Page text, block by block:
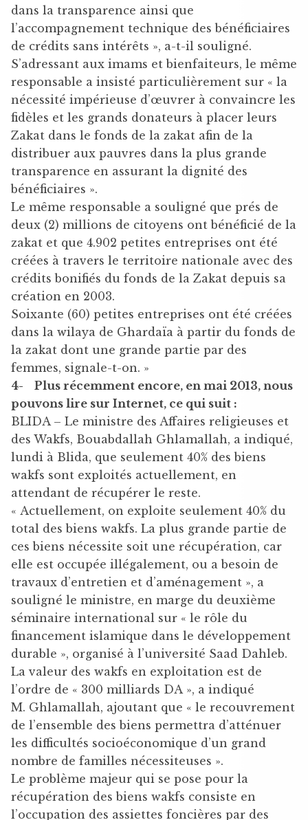
dans la transparence ainsi que
l’accompagnement technique des bénéficiaires
de crédits sans intérêts », a-t-il souligné.
S’adressant aux imams et bienfaiteurs, le même
responsable a insisté particulièrement sur « la
nécessité impérieuse d’œuvrer à convaincre les
fidèles et les grands donateurs à placer leurs
Zakat dans le fonds de la zakat afin de la
distribuer aux pauvres dans la plus grande
transparence en assurant la dignité des
bénéficiaires ».
Le même responsable a souligné que prés de
deux (2) millions de citoyens ont bénéficié de la
zakat et que 4.902 petites entreprises ont été
créées à travers le territoire nationale avec des
crédits bonifiés du fonds de la Zakat depuis sa
création en 2003.
Soixante (60) petites entreprises ont été créées
dans la wilaya de Ghardaïa à partir du fonds de
la zakat dont une grande partie par des
femmes, signale-t-on. »
4- Plus récemment encore, en mai 2013, nous
pouvons lire sur Internet, ce qui suit :
BLIDA – Le ministre des Affaires religieuses et
des Wakfs, Bouabdallah Ghlamallah, a indiqué,
lundi à Blida, que seulement 40% des biens
wakfs sont exploités actuellement, en
attendant de récupérer le reste.
« Actuellement, on exploite seulement 40% du
total des biens wakfs. La plus grande partie de
ces biens nécessite soit une récupération, car
elle est occupée illégalement, ou a besoin de
travaux d’entretien et d’aménagement », a
souligné le ministre, en marge du deuxième
séminaire international sur « le rôle du
financement islamique dans le développement
durable », organisé à l’université Saad Dahleb.
La valeur des wakfs en exploitation est de
l’ordre de « 300 milliards DA », a indiqué
M. Ghlamallah, ajoutant que « le recouvrement
de l’ensemble des biens permettra d’atténuer
les difficultés socioéconomique d’un grand
nombre de familles nécessiteuses ».
Le problème majeur qui se pose pour la
récupération des biens wakfs consiste en
l’occupation des assiettes foncières par des